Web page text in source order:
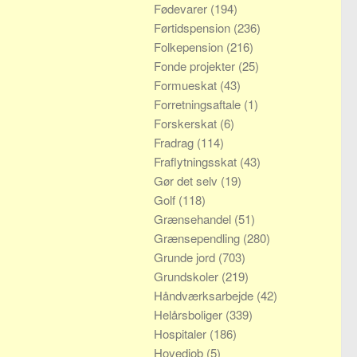
Fødevarer (194)
Førtidspension (236)
Folkepension (216)
Fonde projekter (25)
Formueskat (43)
Forretningsaftale (1)
Forskerskat (6)
Fradrag (114)
Fraflytningsskat (43)
Gør det selv (19)
Golf (118)
Grænsehandel (51)
Grænsependling (280)
Grunde jord (703)
Grundskoler (219)
Håndværksarbejde (42)
Helårsboliger (339)
Hospitaler (186)
Hovedjob (5)